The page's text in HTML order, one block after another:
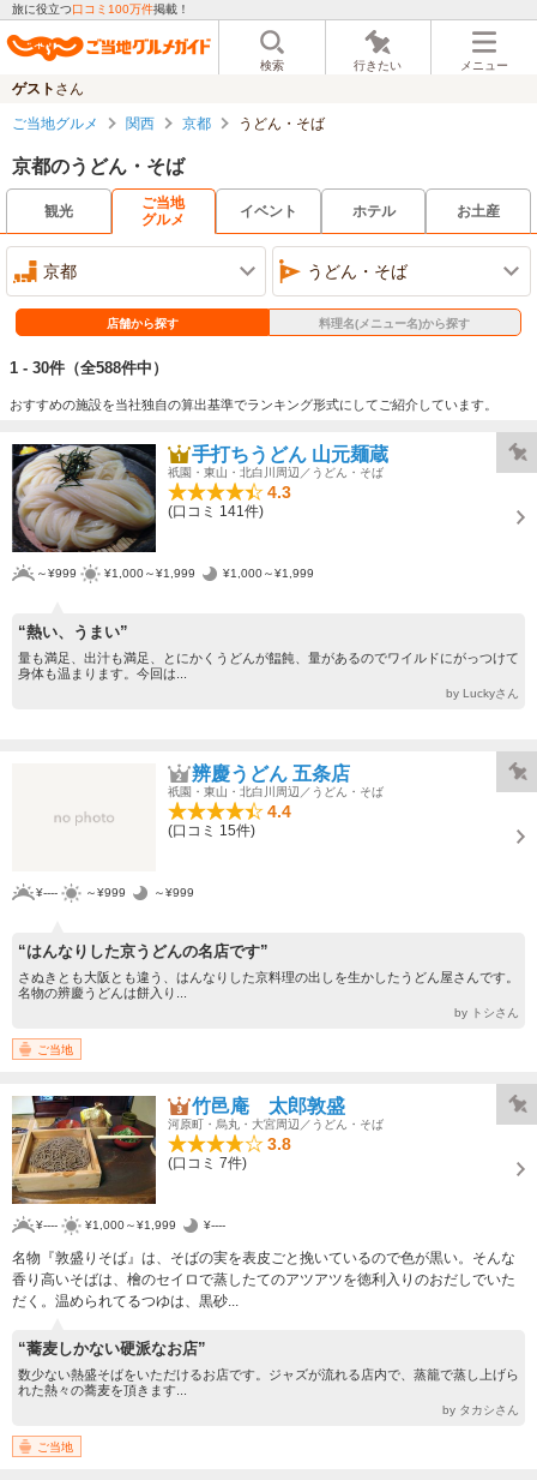
旅に役立つ口コミ100万件掲載！
検索 行きたい メニュー
ゲスト さん
ご当地グルメ 関西 京都 うどん・そば
京都のうどん・そば
観光
ご当地
グルメ
イベント ホテル お土産
京都 うどん・そば
店舗から探す 料理名(メニュー名)から探す
1 - 30件 （全588件中）
おすすめの施設を当社独自の算出基準でランキング形式にしてご紹介しています。
手打ちうどん 山元麺蔵
祇園・東山・北白川周辺／うどん・そば
4.3
(口コミ 141件)
～¥999 ¥1,000～¥1,999 ¥1,000～¥1,999
“熱い、うまい”
量も満足、出汁も満足、とにかくうどんが饂飩、量があるのでワイルドにがっつけて
身体も温まります。今回は...
by Luckyさん
辨慶うどん 五条店
祇園・東山・北白川周辺／うどん・そば
4.4
(口コミ 15件)
¥---- ～¥999 ～¥999
“はんなりした京うどんの名店です”
さぬきとも大阪とも違う、はんなりした京料理の出しを生かしたうどん屋さんです。
名物の辨慶うどんは餅入り...
by トシさん
ご当地
竹邑庵 太郎敦盛
河原町・烏丸・大宮周辺／うどん・そば
3.8
(口コミ 7件)
¥---- ¥1,000～¥1,999 ¥----
名物『敦盛りそば』は、そばの実を表皮ごと挽いているので色が黒い。そんな
香り高いそばは、檜のセイロで蒸したてのアツアツを徳利入りのおだしでいた
だく。温められてるつゆは、黒砂...
“蕎麦しかない硬派なお店”
数少ない熱盛そばをいただけるお店です。ジャズが流れる店内で、蒸籠で蒸し上げら
れた熱々の蕎麦を頂きます...
by タカシさん
ご当地